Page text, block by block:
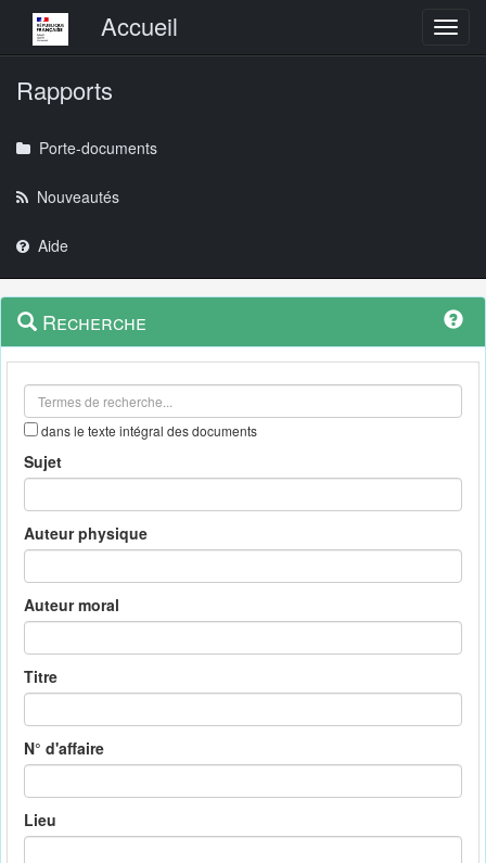
Menu principalAccueil
Rapports
Porte-documents
Nouveautés
Aide
Navigation
outils
Menu
contextuel
Recherche
dans le texte intégral des documents
Sujet
Auteur physique
Auteur moral
Titre
N° d'affaire
Lieu